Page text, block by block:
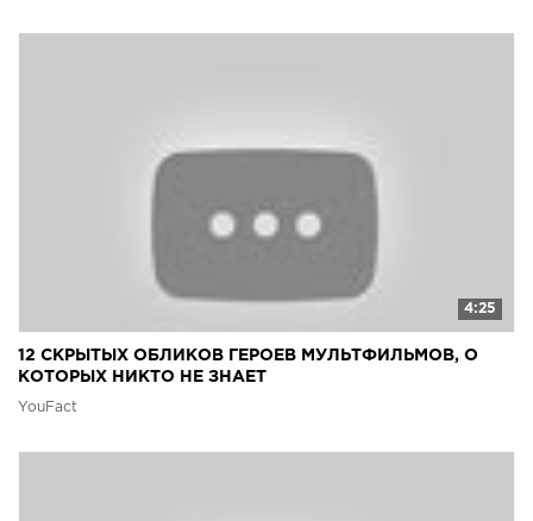
4:25
12 СКРЫТЫХ ОБЛИКОВ ГЕРОЕВ МУЛЬТФИЛЬМОВ, О
КОТОРЫХ НИКТО НЕ ЗНАЕТ
YouFact